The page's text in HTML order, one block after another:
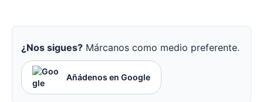
¿Nos sigues? Márcanos como medio preferente.
Añádenos en Google